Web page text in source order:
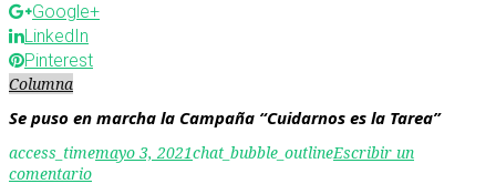
Google+
LinkedIn
Pinterest
Columna
Se puso en marcha la Campaña “Cuidarnos es la Tarea”
access_timemayo 3, 2021chat_bubble_outlineEscribir un
comentario